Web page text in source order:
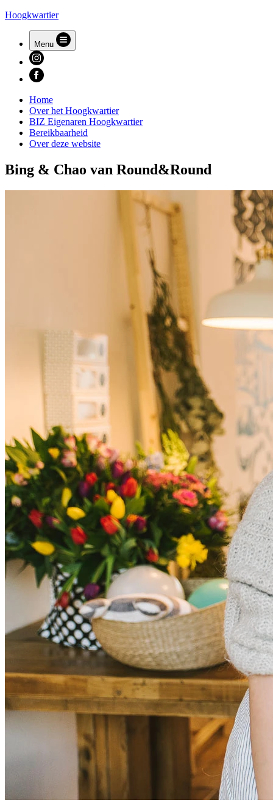
Hoogkwartier
Menu
Home
Over het Hoogkwartier
BIZ Eigenaren Hoogkwartier
Bereikbaarheid
Over deze website
Bing & Chao van Round&Round